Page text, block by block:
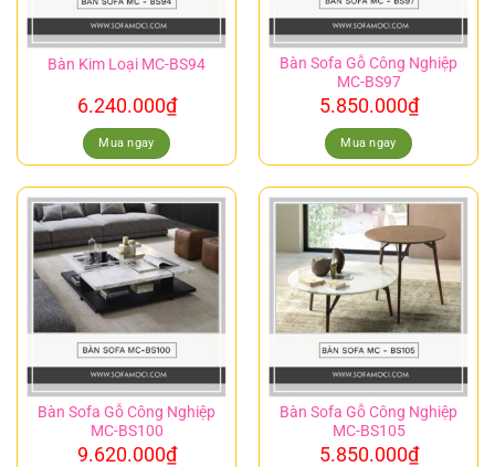
Bàn Kim Loại MC-BS94
6.240.000₫
Mua ngay
Bàn Sofa Gỗ Công Nghiệp
MC-BS97
5.850.000₫
Mua ngay
Bàn Sofa Gỗ Công Nghiệp
MC-BS100
9.620.000₫
Bàn Sofa Gỗ Công Nghiệp
MC-BS105
5.850.000₫